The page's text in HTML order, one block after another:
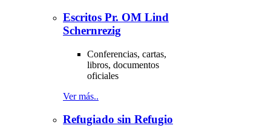
Escritos Pr. OM Lind
Schernrezig
Conferencias, cartas,
libros, documentos
oficiales
Ver más..
Refugiado sin Refugio